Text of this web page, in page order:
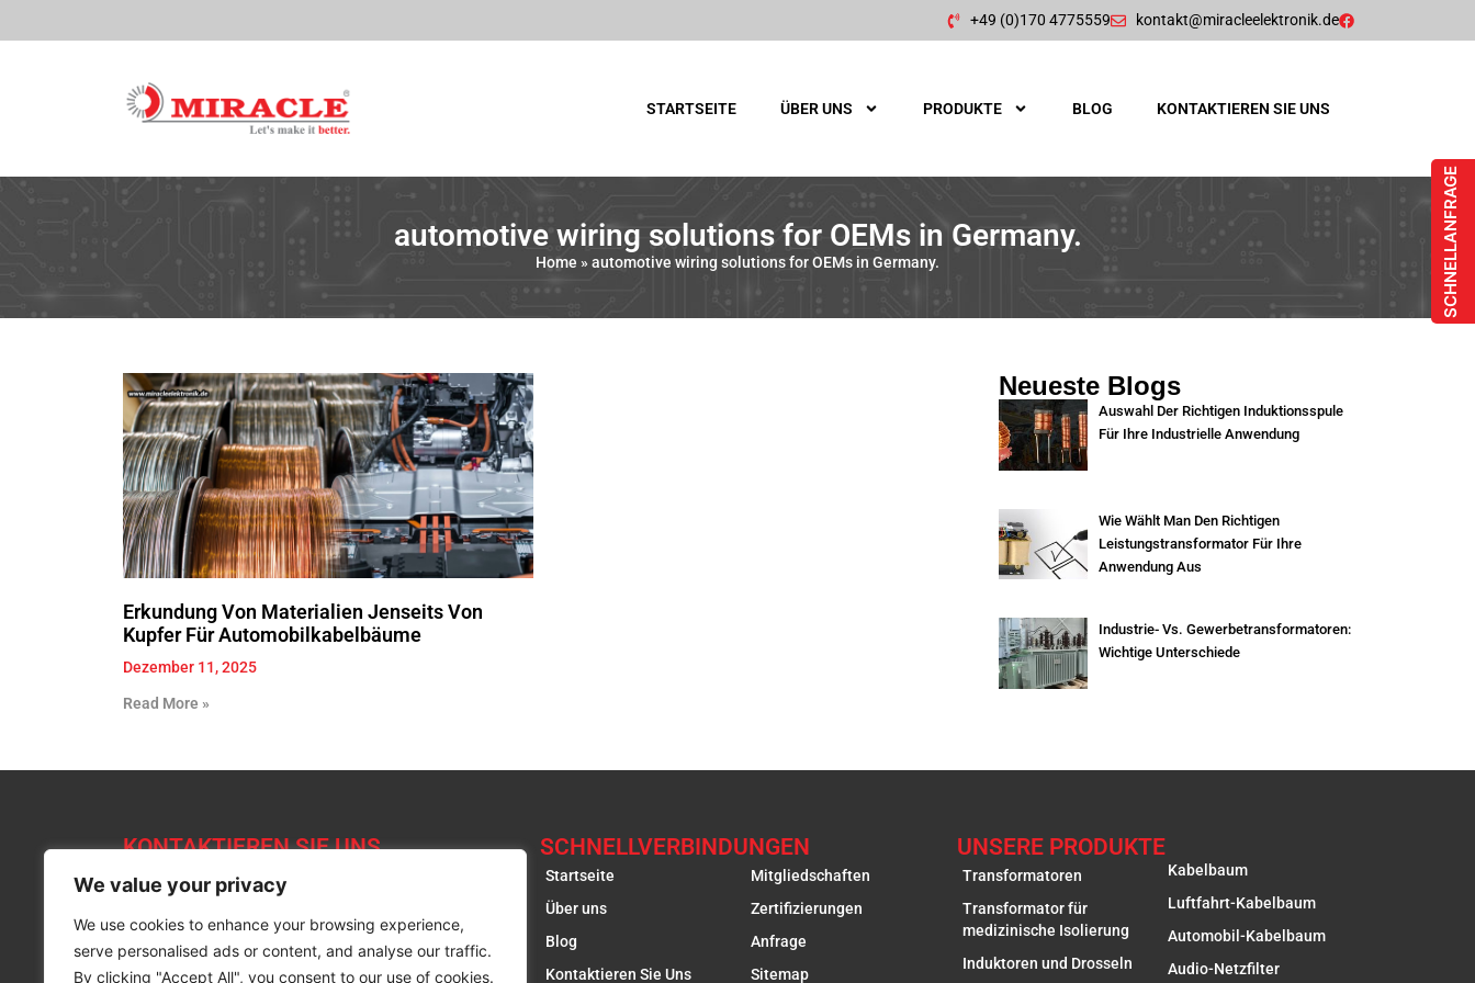
We value your privacy
We use cookies to enhance your browsing experience,
serve personalised ads or content, and analyse our traffic.
By clicking "Accept All", you consent to our use of cookies.
+49 (0)170 4775559 kontakt@miracleelektronik.de
STARTSEITE ÜBER UNS PRODUKTE BLOG KONTAKTIEREN SIE UNS
automotive wiring solutions for OEMs in Germany.
Home » automotive wiring solutions for OEMs in Germany.
Erkundung Von Materialien Jenseits Von
Kupfer Für Automobilkabelbäume
Dezember 11, 2025
Read More »
Neueste Blogs
Auswahl Der Richtigen Induktionsspule
Für Ihre Industrielle Anwendung
Wie Wählt Man Den Richtigen
Leistungstransformator Für Ihre
Anwendung Aus
Industrie- Vs. Gewerbetransformatoren:
Wichtige Unterschiede
KONTAKTIEREN SIE UNS
kontakt@miracleelektronik.de
SCHNELLANFRAGE
SCHNELLVERBINDUNGEN
Startseite
Über uns
Blog
Kontaktieren Sie Uns
Mitgliedschaften
Zertifizierungen
Anfrage
Sitemap
UNSERE PRODUKTE
Transformatoren
Transformator für
medizinische Isolierung
Induktoren und Drosseln
Kabelbaum
Luftfahrt-Kabelbaum
Automobil-Kabelbaum
Audio-Netzfilter